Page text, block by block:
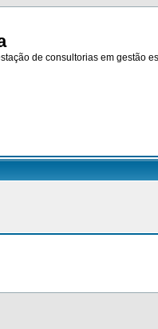
de consultorias em gestão